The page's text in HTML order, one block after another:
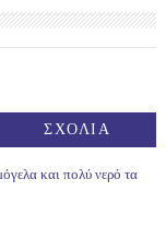
ΣΧΟΛΙΑ
και πολύ νερό τα